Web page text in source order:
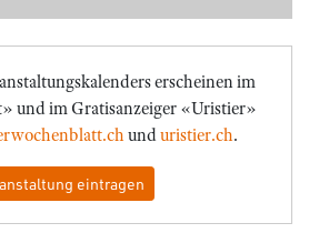
erscheinen im
und im Gratisanzeiger «Uristier»
unduristier.ch.
eintragen